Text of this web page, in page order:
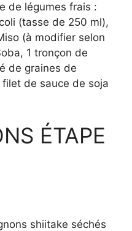
de légumes frais :
(tasse de 250 ml),
(à modifier selon
1 tronçon de
de graines de
de sauce de soja
ÉTAPE
shiitake séchés